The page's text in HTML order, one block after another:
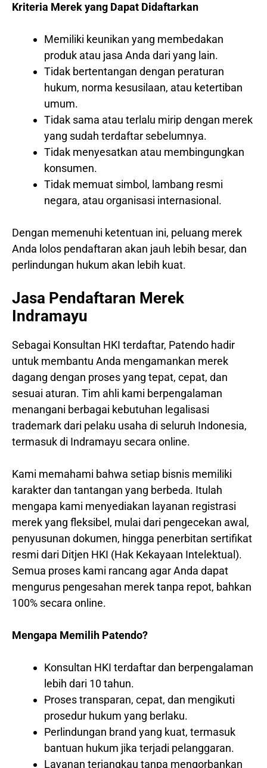
Kriteria Merek yang Dapat Didaftarkan
Memiliki keunikan yang membedakan
produk atau jasa Anda dari yang lain.
Tidak bertentangan dengan peraturan
hukum, norma kesusilaan, atau ketertiban
umum.
Tidak sama atau terlalu mirip dengan merek
yang sudah terdaftar sebelumnya.
Tidak menyesatkan atau membingungkan
konsumen.
Tidak memuat simbol, lambang resmi
negara, atau organisasi internasional.
Dengan memenuhi ketentuan ini, peluang merek
Anda lolos pendaftaran akan jauh lebih besar, dan
perlindungan hukum akan lebih kuat.
Jasa Pendaftaran Merek
Indramayu
Sebagai Konsultan HKI terdaftar, Patendo hadir
untuk membantu Anda mengamankan merek
dagang dengan proses yang tepat, cepat, dan
sesuai aturan. Tim ahli kami berpengalaman
menangani berbagai kebutuhan legalisasi
trademark dari pelaku usaha di seluruh Indonesia,
termasuk di Indramayu secara online.
Kami memahami bahwa setiap bisnis memiliki
karakter dan tantangan yang berbeda. Itulah
mengapa kami menyediakan layanan registrasi
merek yang fleksibel, mulai dari pengecekan awal,
penyusunan dokumen, hingga penerbitan sertifikat
resmi dari Ditjen HKI (Hak Kekayaan Intelektual).
Semua proses kami rancang agar Anda dapat
mengurus pengesahan merek tanpa repot, bahkan
100% secara online.
Mengapa Memilih Patendo?
Konsultan HKI terdaftar dan berpengalaman
lebih dari 10 tahun.
Proses transparan, cepat, dan mengikuti
prosedur hukum yang berlaku.
Perlindungan brand yang kuat, termasuk
bantuan hukum jika terjadi pelanggaran.
Layanan terjangkau tanpa mengorbankan